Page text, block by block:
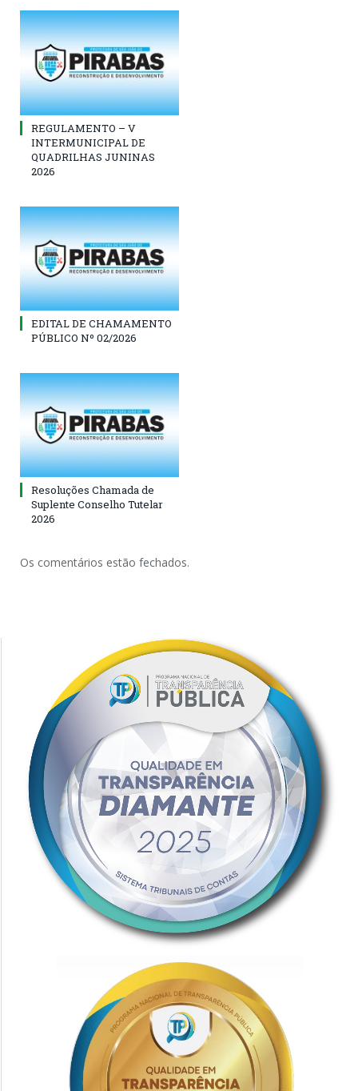
REGULAMENTO – V
INTERMUNICIPAL DE
QUADRILHAS JUNINAS
2026
EDITAL DE CHAMAMENTO
PÚBLICO Nº 02/2026
Resoluções Chamada de
Suplente Conselho Tutelar
2026
Os comentários estão fechados.